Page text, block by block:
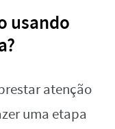
usando
atenção
uma etapa